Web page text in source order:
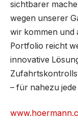
sichtbarer
wegen unserer
wir kommen und
Portfolio reicht
innovative
– für nahezu